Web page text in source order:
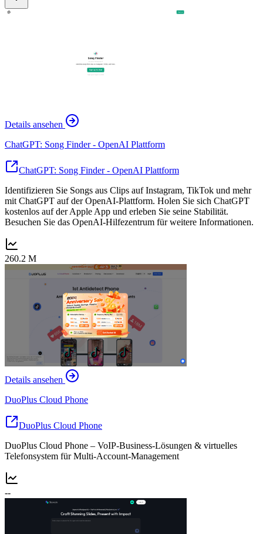
Details ansehen
ChatGPT: Song Finder - OpenAI Plattform
ChatGPT: Song Finder - OpenAI Plattform
Identifizieren Sie Songs aus Clips auf Instagram, TikTok und mehr
mit ChatGPT auf der OpenAI-Plattform. Holen Sie sich ChatGPT
kostenlos auf der Apple App und erleben Sie seine Stabilität.
Besuchen Sie das OpenAI-Hilfezentrum für weitere Informationen.
260.2 M
Details ansehen
DuoPlus Cloud Phone
DuoPlus Cloud Phone
DuoPlus Cloud Phone – VoIP-Business-Lösungen & virtuelles
Telefonsystem für Multi-Account-Management
--